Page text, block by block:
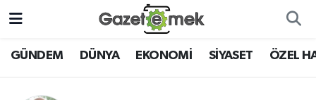
GÜNDEM DÜNYA EKONOMİ SİYASET ÖZEL
DÜNYA
Nöbetçi Eczaneler